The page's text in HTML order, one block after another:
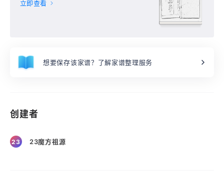
立即查看
想要保存该家谱？了解家谱整理服务
创建者
23 23魔方祖源